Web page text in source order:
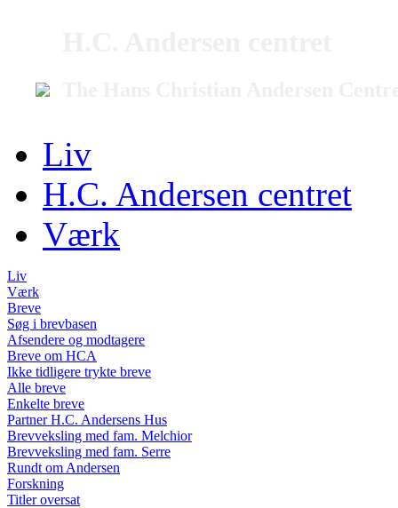
Liv
H.C. Andersen centret
Værk
Liv
Værk
Breve
Søg i brevbasen
Afsendere og modtagere
Breve om HCA
Ikke tidligere trykte breve
Alle breve
Enkelte breve
Partner H.C. Andersens Hus
Brevveksling med fam. Melchior
Brevveksling med fam. Serre
Rundt om Andersen
Forskning
Titler oversat